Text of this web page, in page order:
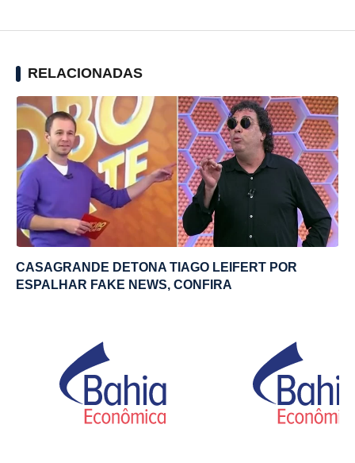
RELACIONADAS
CASAGRANDE DETONA TIAGO LEIFERT POR
ESPALHAR FAKE NEWS, CONFIRA